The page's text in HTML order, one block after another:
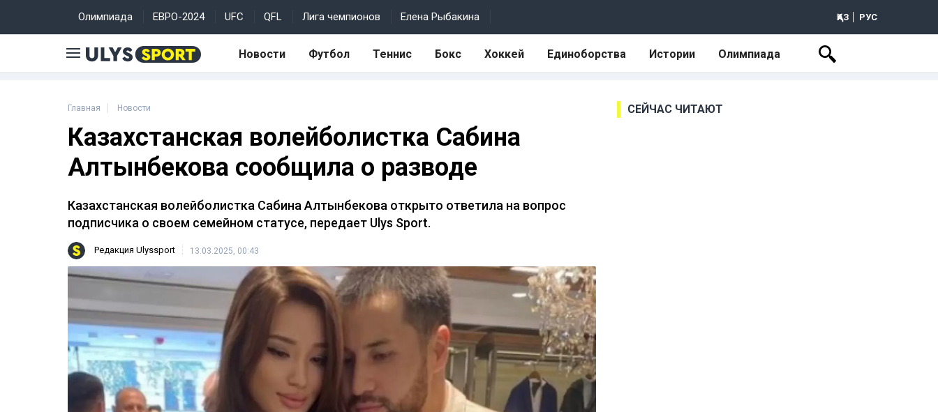
Олимпиада ЕВРО-2024 UFC QFL Лига чемпионов Елена Рыбакина ҚАЗ РУС
Новости Футбол Теннис Бокс Хоккей Единоборства Истории Олимпиада
Главная Новости
Казахстанская волейболистка Сабина
Алтынбекова сообщила о разводе
Казахстанская волейболистка Сабина Алтынбекова открыто ответила на вопрос
подписчика о своем семейном статусе, передает Ulys Sport.
Редакция Ulyssport 13.03.2025, 00:43
СЕЙЧАС ЧИТАЮТ